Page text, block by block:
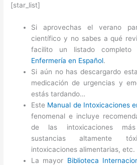
[star_list]
Si aprovechas el verano
científico y no sabes a qué
facilito un listado
Enfermería en Español.
Si aún no has descargardo
medicación de urgencias y
estás tardando…
Este Manual de Intoxicaciones
fenomenal e incluye
de las intoxicaciones
sustancias altamente
intoxicaciones alimentarias, etc.
La mayor Biblioteca